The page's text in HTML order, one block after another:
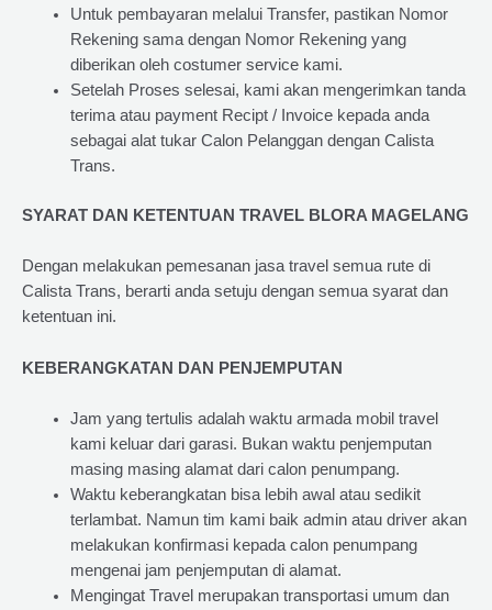
Untuk pembayaran melalui Transfer, pastikan Nomor
Rekening sama dengan Nomor Rekening yang
diberikan oleh costumer service kami.
Setelah Proses selesai, kami akan mengerimkan tanda
terima atau payment Recipt / Invoice kepada anda
sebagai alat tukar Calon Pelanggan dengan Calista
Trans.
SYARAT DAN KETENTUAN TRAVEL BLORA MAGELANG
Dengan melakukan pemesanan jasa travel semua rute di
Calista Trans, berarti anda setuju dengan semua syarat dan
ketentuan ini.
KEBERANGKATAN DAN PENJEMPUTAN
Jam yang tertulis adalah waktu armada mobil travel
kami keluar dari garasi. Bukan waktu penjemputan
masing masing alamat dari calon penumpang.
Waktu keberangkatan bisa lebih awal atau sedikit
terlambat. Namun tim kami baik admin atau driver akan
melakukan konfirmasi kepada calon penumpang
mengenai jam penjemputan di alamat.
Mengingat Travel merupakan transportasi umum dan